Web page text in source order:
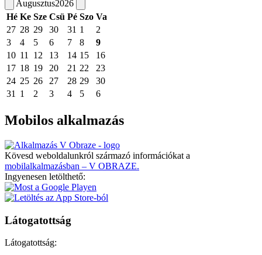
Augusztus2026
Hé Ke Sze Csü Pé Szo Va
27 28 29 30 31 1
2
3
4 5 6 7 8
9
10 11 12 13 14 15
16
17 18 19 20 21 22
23
24 25 26 27 28 29
30
31
1 2 3 4 5 6
Mobilos alkalmazás
Kövesd weboldalunkról származó információkat a
mobilalkalmazásban – V OBRAZE.
Ingyenesen letölthető:
Látogatottság
Látogatottság: